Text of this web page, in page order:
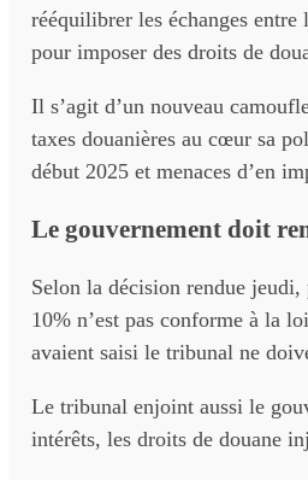
rééquilibrer les échanges
pour imposer des droits de
Il s’agit d’un nouveau
taxes douanières au cœur sa
début 2025 et menaces d’en
Le gouvernement doit
Selon la décision rendue
10% n’est pas conforme à la
avaient saisi le tribunal ne
Le tribunal enjoint aussi le
intérêts, les droits de douane